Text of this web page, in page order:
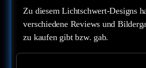
Zu diesem Lichtschwert-Designs
verschiedene Reviews und
zu kaufen gibt bzw. gab.